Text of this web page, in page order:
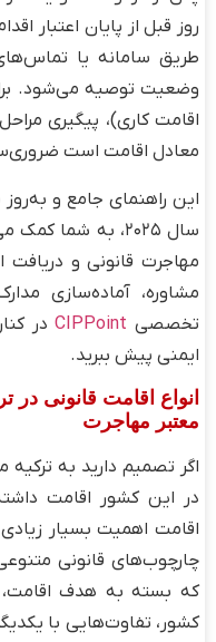
روز قبل از پایان اعتبار
طریق سامانه یا
وضعیت توصیه می‌شود.
اقامت کاری)، پیگیری
معادل اقامت است
سال ۲۰۲۵، به شما
مهاجرت قانونی و دریافت
مشاوره، آماده‌سازی
تخصصی CIPPointدر
ایمنی پیش ببرید.
انواع اقامت قانونی
معتبر مهاجرت
اگر تصمیم دارید به
در این کشور اقامت
اقامت اهمیت بسیار
چارچوب‌های قانونی
که بسته به هدف
کشور، تفاوت‌هایی با